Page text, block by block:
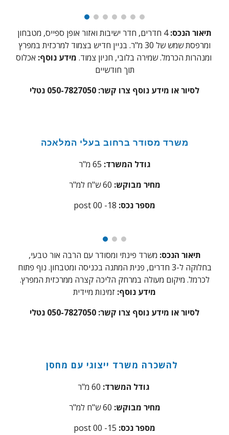
תיאור הנכס:
4 חדרים, חדר ישיבות ואזור אופן ספייס, מטבחון
ומרפסת שמש של 30 מ"ר.
בניין חדיש בצמוד למרכזית במפרץ
ומנהרות הכרמל. שמירה בלובי, חניון צמוד. מידע נוסף: אכלוס
תוך חודשיים
לסיור או מידע נוסף צרו קשר: 050-7827050 נטלי
משרד מסודר ברחוב בעלי המלאכה
גודל המשרד: 65 מ"ר
מחיר מבוקש: 60ש"ח למ"ר
post 00 -18 :מספר נכס
תיאור הנכס: משרד פינתי ומסודר עם הרבה אור טבעי,
בחלוקה ל-3 חדרים, פנית המתנה בכניסה ומטבחון. נוף פתוח
לכרמל. מיקום מעולה במרחק הליכה קצרה ממרכזית המפרץ.
מידע נוסף: זמינות מיידית
לסיור או מידע נוסף צרו קשר: 050-7827050 נטלי
להשכרה משרד ייצוגי עם מחסן
גודל המשרד: 60
מחיר מבוקש: 60ש"ח למ"ר
post 00 -15 :מספר נכס